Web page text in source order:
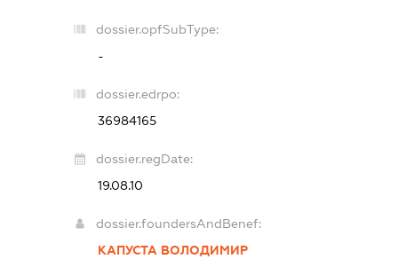
dossier.opfSubType:
-
dossier.edrpo:
36984165
dossier.regDate:
19.08.10
dossier.foundersAndBenef:
КАПУСТА ВОЛОДИМИР